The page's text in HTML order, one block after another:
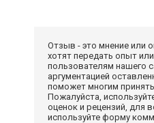
Отзыв - это мнение или
хотят передать опыт
пользователям нашего
аргументацией
поможет многим
Пожалуйста,
оценок и рецензий, для
используйте форму